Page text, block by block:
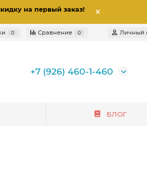
на первый заказ!
0 Сравнение 0 Личный
+7 (926) 460-1-460
БЛОГ